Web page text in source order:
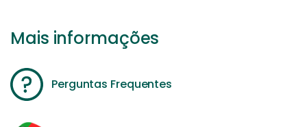
Mais informações
Perguntas Frequentes